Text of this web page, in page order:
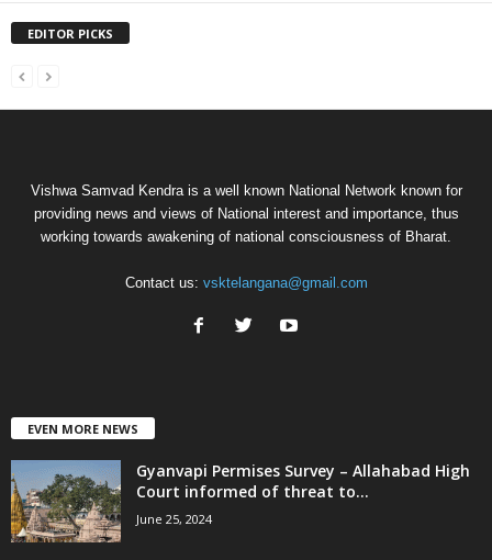
EDITOR PICKS
Vishwa Samvad Kendra is a well known National Network known for
providing news and views of National interest and importance, thus
working towards awakening of national consciousness of Bharat.
Contact us: vsktelangana@gmail.com
EVEN MORE NEWS
Gyanvapi Permises Survey – Allahabad High
Court informed of threat to...
June 25, 2024